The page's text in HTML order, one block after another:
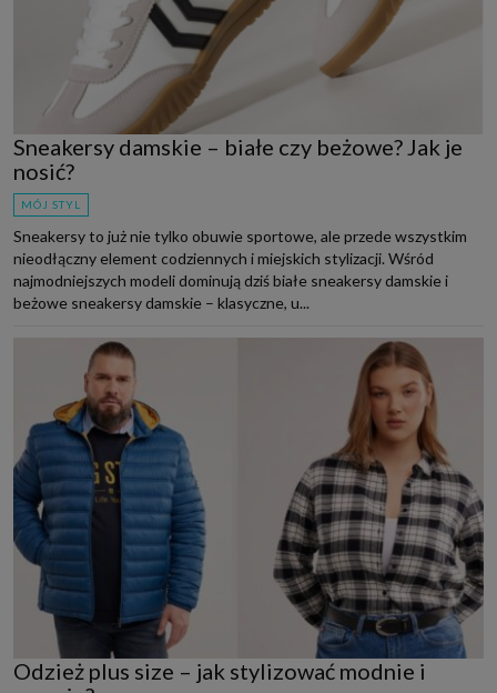
Sneakersy damskie – białe czy beżowe? Jak je
nosić?
MÓJ STYL
Sneakersy to już nie tylko obuwie sportowe, ale przede wszystkim
nieodłączny element codziennych i miejskich stylizacji. Wśród
najmodniejszych modeli dominują dziś białe sneakersy damskie i
beżowe sneakersy damskie – klasyczne, u...
Odzież plus size – jak stylizować modnie i